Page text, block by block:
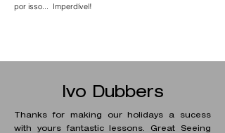
por isso... Imperdível!
Ivo Dubbers
Thanks for making our holidays a sucess
with yours fantastic lessons. Great Seeing